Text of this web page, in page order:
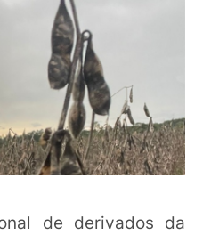
de derivados da